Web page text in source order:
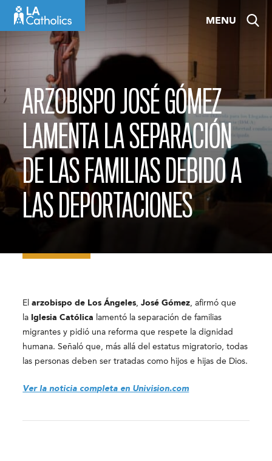
MENU
ARZOBISPO JOSÉ GÓMEZ
LAMENTA LA SEPARACIÓN
DE LAS FAMILIAS DEBIDO A
LAS DEPORTACIONES
Elarzobispo de Los Ángeles,José Gómez, afirmó que
la Iglesia Católica lamentó la separación de familias
migrantes y pidió una reforma que respete la dignidad
humana. Señaló que, más allá del estatus migratorio, todas
las personas deben ser tratadas como hijos e hijas de Dios.
Ver la noticia completa en Univision.com